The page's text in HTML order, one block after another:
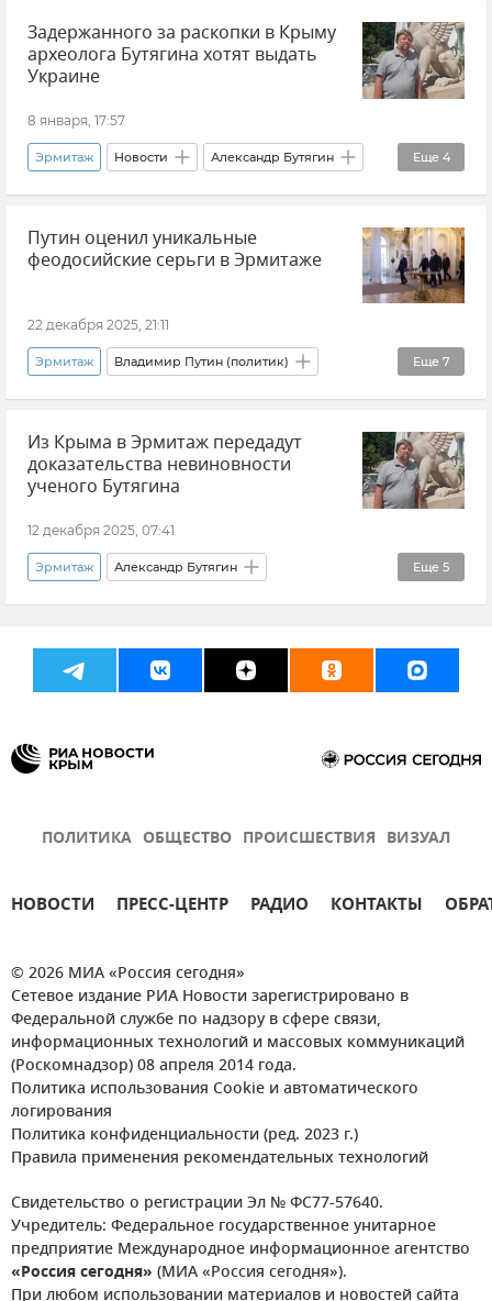
Археология в Крыму Польша Арест
Украина
Задержанного за раскопки в Крыму
археолога Бутягина хотят выдать
Украине
8 января, 17:57
Еще 4
Эрмитаж Новости Александр Бутягин
Археология в Крыму Археология
Новости Крыма Украина
Путин оценил уникальные
феодосийские серьги в Эрмитаже
22 декабря 2025, 21:11
Еще 7
Эрмитаж Владимир Путин (политик)
Новости Феодосия Россия СНГ
Санкт-Петербург Крым История
Из Крыма в Эрмитаж передадут
доказательства невиновности
ученого Бутягина
12 декабря 2025, 07:41
Еще 5
Эрмитаж Александр Бутягин
Новости Крыма Крым Политика
Польша Вадим Майко
ПОЛИТИКА ОБЩЕСТВО ПРОИСШЕСТВИЯ ВИЗУАЛ
НОВОСТИ ПРЕСС-ЦЕНТР РАДИО КОНТАКТЫ
© 2026 МИА «Россия сегодня»
Сетевое издание РИА Новости зарегистрировано в
Федеральной службе по надзору в сфере связи,
информационных технологий и массовых коммуникаций
(Роскомнадзор) 08 апреля 2014 года.
Политика использования Cookie и автоматического
логирования
Политика конфиденциальности (ред. 2023 г.)
Правила применения рекомендательных технологий
Свидетельство о регистрации Эл № ФС77-57640.
Учредитель: Федеральное государственное унитарное
предприятие Международное информационное агентство
«Россия сегодня» (МИА «Россия сегодня»).
При любом использовании материалов и новостей сайта